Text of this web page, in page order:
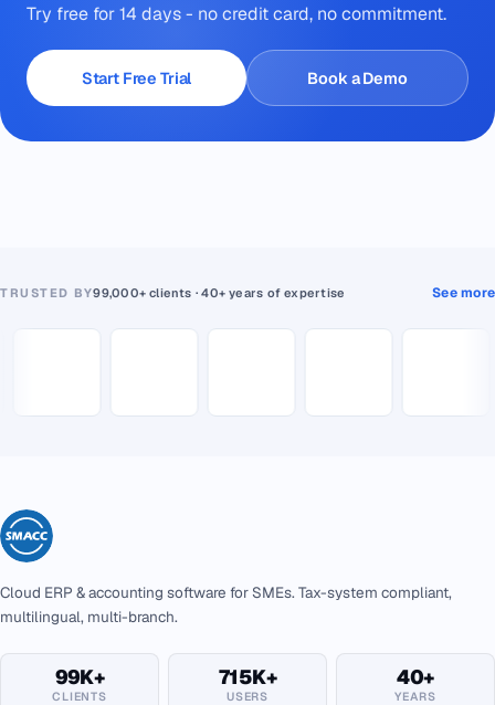
Try free for 14 days - no credit card, no commitment.
Start Free Trial Book a Demo
TRUSTED BY99,000+ clients · 40+ years of expertise See more
Cloud ERP & accounting software for SMEs. Tax-system compliant,
multilingual, multi-branch.
99K+
CLIENTS
715K+
USERS
40+
YEARS